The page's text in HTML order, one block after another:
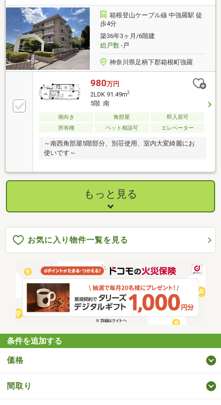
箱根登山ケーブル線 中強羅駅 徒
歩4分
築36年3ヶ月/6階建
総戸数-戸
神奈川県足柄下郡箱根町強羅
980万円
2LDK 91.49m2
5階 南
南向き 角部屋
即入居可
所有権
ペット相談可 エレベーター
～南西角部屋5階部分、別荘使用、室内大変綺麗にお
使いです～
もっと見る
お気に入り物件一覧を見る
条件を追加する
価格
間取り